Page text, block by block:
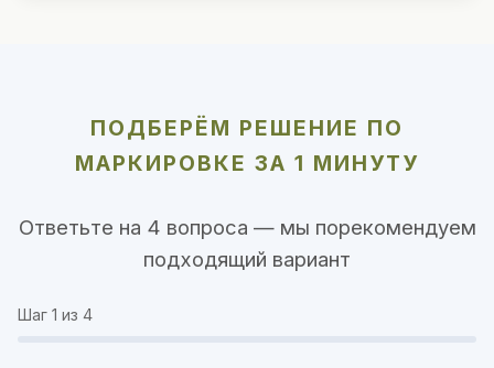
ПОДБЕРЁМ РЕШЕНИЕ ПО
МАРКИРОВКЕ ЗА 1 МИНУТУ
Ответьте на 4 вопроса — мы порекомендуем
подходящий вариант
Шаг 1 из 4